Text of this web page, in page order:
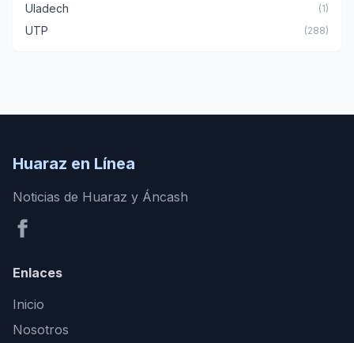
Uladech (1)
UTP (288)
Huaraz en Línea
Noticias de Huaraz y Áncash
Enlaces
Inicio
Nosotros